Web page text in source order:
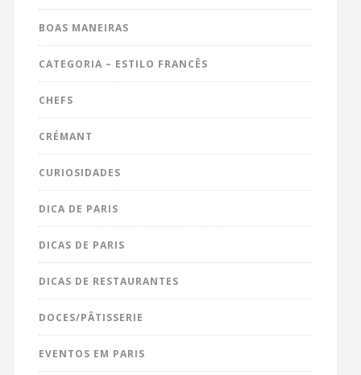
BOAS MANEIRAS
CATEGORIA – ESTILO FRANCÊS
CHEFS
CRÉMANT
CURIOSIDADES
DICA DE PARIS
DICAS DE PARIS
DICAS DE RESTAURANTES
DOCES/PÂTISSERIE
EVENTOS EM PARIS